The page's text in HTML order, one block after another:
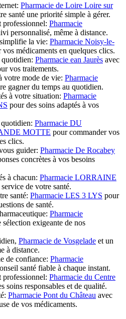
Pharmacie de Loire Loire sur
santé une priorité simple à gérer.
professionnel: Pharmacie
personnalisé, même à distance.
la vie: Pharmacie Noisy-le-
médicaments en quelques clics.
Pharmacie ean Jaurès avec
vos traitements.
votre mode de vie: Pharmacie
gagner du temps au quotidien.
à votre situation: Pharmacie
pour des soins adaptés à vos
Pharmacie DU
MOTTE pour commander vos
clics.
guider: Pharmacie De Rocabey
concrètes à vos besoins
à chacun: Pharmacie LORRAINE
de votre santé.
santé: Pharmacie LES 3 LYS pour
de santé.
Pharmacie
sélection exigeante de nos
Pharmacie de Vosgelade et un
à distance.
de confiance: Pharmacie
santé fiable à chaque instant.
professionnel: Pharmacie du Centre
soins responsables et de qualité.
Pharmacie Pont du Château avec
de vos médicaments.